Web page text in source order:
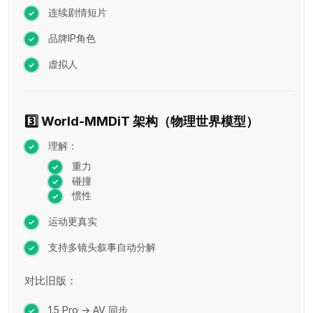
连续剧情短片
品牌IP角色
虚拟人
3️⃣ World-MMDiT 架构（物理世界模型）
理解：
重力
碰撞
惯性
运动更真实
支持多镜头叙事自动分解
对比旧版：
1.5 Pro → AV 同步